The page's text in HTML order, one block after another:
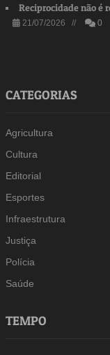
Reciprocidade não é
21/07/2026 // 0
CATEGORIAS
Agricultura
Cultura
Editorial
Esportes
Infraestrutura
Justiça
Polícia
Saúde
TEMPO